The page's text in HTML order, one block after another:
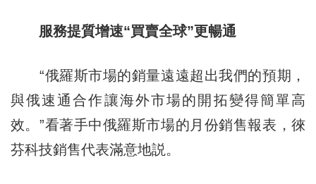
服務提質增速“買賣全球”更暢通
“俄羅斯市場的銷量遠遠超出我們的預期，
與俄速通合作讓海外市場的開拓變得簡單高
效。”看著手中俄羅斯市場的月份銷售報表，徠
芬科技銷售代表滿意地説。